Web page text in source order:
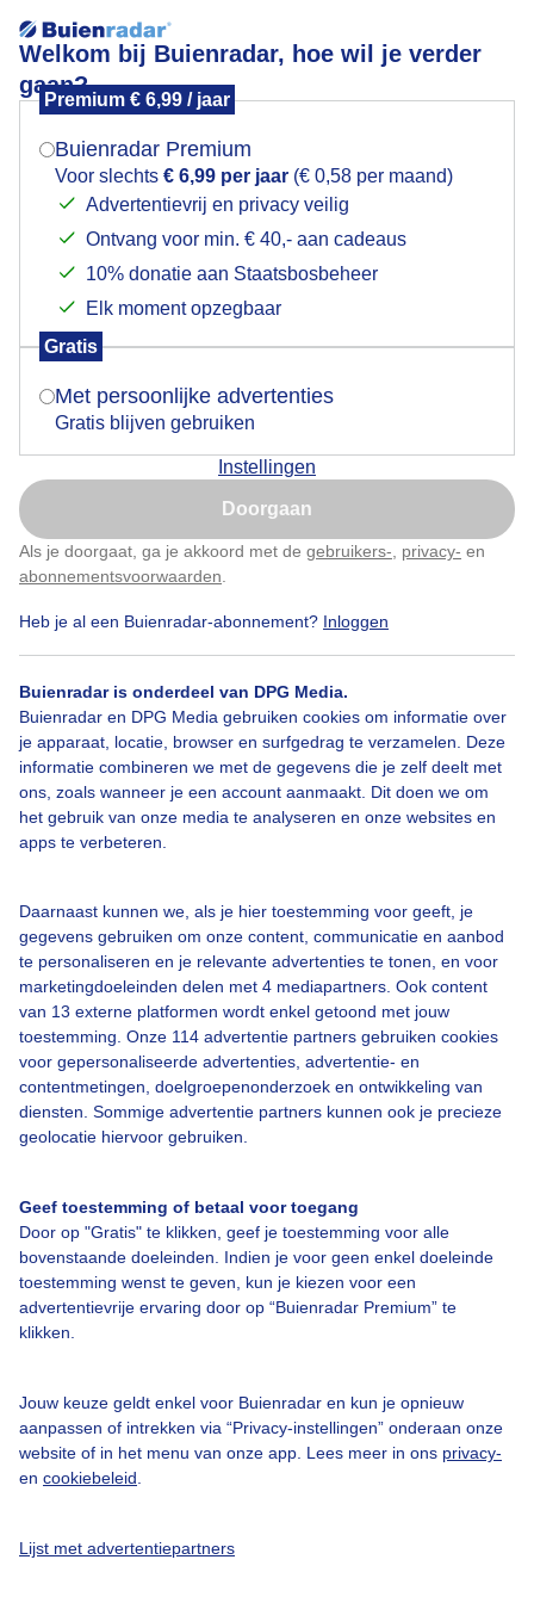
Welkom bij Buienradar, hoe wil je verder
gaan?
Premium € 6,99 / jaar
Buienradar Premium
Voor slechts € 6,99 per jaar (€ 0,58 per maand)
Advertentievrij en privacy veilig
Ontvang voor min. € 40,- aan cadeaus
10% donatie aan Staatsbosbeheer
Elk moment opzegbaar
Gratis
Met persoonlijke advertenties
Gratis blijven gebruiken
Instellingen
Doorgaan
Als je doorgaat, ga je akkoord met de gebruikers- privacy- en
abonnementsvoorwaarden
Heb je al een Buienradar-abonnement? Inloggen
Buienradar is onderdeel van DPG Media.
Buienradar en DPG Media gebruiken cookies om informatie over
je apparaat, locatie, browser en surfgedrag te verzamelen. Deze
informatie combineren we met de gegevens die je zelf deelt met
ons, zoals wanneer je een account aanmaakt. Dit doen we om
het gebruik van onze media te analyseren en onze websites en
apps te verbeteren.
Daarnaast kunnen we, als je hier toestemming voor geeft, je
gegevens gebruiken om onze content, communicatie en aanbod
te personaliseren en je relevante advertenties te tonen, en voor
marketingdoeleinden delen met 4 mediapartners. Ook content
van 13 externe platformen wordt enkel getoond met jouw
toestemming. Onze 114 advertentie partners gebruiken cookies
voor gepersonaliseerde advertenties, advertentie- en
contentmetingen, doelgroepenonderzoek en ontwikkeling van
diensten. Sommige advertentie partners kunnen ook je precieze
geolocatie hiervoor gebruiken.
Geef toestemming of betaal voor toegang
Door op "Gratis" te klikken, geef je toestemming voor alle
bovenstaande doeleinden. Indien je voor geen enkel doeleinde
toestemming wenst te geven, kun je kiezen voor een
advertentievrije ervaring door op “Buienradar Premium” te
klikken.
Jouw keuze geldt enkel voor Buienradar en kun je opnieuw
aanpassen of intrekken via “Privacy-instellingen” onderaan onze
website of in het menu van onze app. Lees meer in ons privacy-
en cookiebeleid
Lijst met advertentiepartners
Kleuren om de zon
Ik zag vanmiddag daadwerkelijk deze kleuren om de
zon.
Door: M de Reus Gemaakt: 10-08-2024, 128x bekeken
Irisatie Corona Zon
Bekijk slideshow
Een moment geduld aub...
Over Buienradar
Bedrijfsgegevens
Veelgestelde vragen
Contact
Toegankelijkheid
Adverteren
Buienradar Team
Mogen we je locatie gebruiken voor het
Indien je hier nog geen akkoord op hebt gegeven,
verschijnt er zo een pop-up uit je browser waarin
Is goed, toon de popup
Nu niet, misschien later
Klik hierom dit aan te passen